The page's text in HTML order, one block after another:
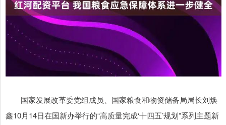
国家发展改革委党组成员、国家粮食和物资储备局局长刘焕
鑫10月14日在国新办举行的“高质量完成‘十四五’规划”系列主题新